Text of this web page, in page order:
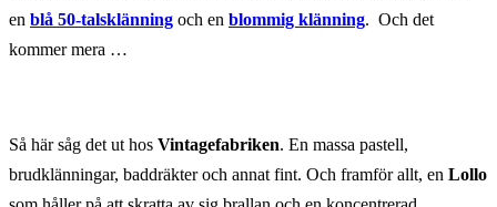
en blå 50-talsklänning och en blommig klänning. Och det
kommer mera …
Så här såg det ut hos Vintagefabriken. En massa pastell,
brudklänningar, baddräkter och annat fint. Och framför allt, en Lollo